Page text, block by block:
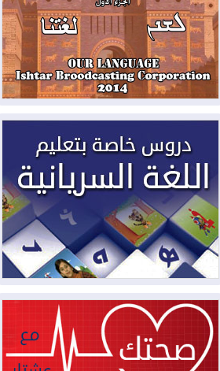
سبتة تتصاعد وتضغط على مدريد
2026-08-05
لمدة عام.. بدء توريد 100
مليون قدم مكعب يومياً من غاز كورمور في
إقليم كوردستان إلى وزارة الكهرباء العراقية
2026-08-05
15كارثة بيئية ومناخية ترسم
ملامح أخطر التحديات التي تواجه العراق
2026-08-05
حرائق فرنسا.. توقيف 402
شخص بينهم 156 قاصرا منذ بداية موسم
الحرائق
2026-08-04سومو: إنتاج النفط في إقليم
كوردستان انخفض إلى أقل من 10%
2026-08-04ملفات حقبة الكاظمي تعود إلى
الواجهة.. أنباء عن مراجعات قضائية
وتحقيقات أوسع في قضايا فساد